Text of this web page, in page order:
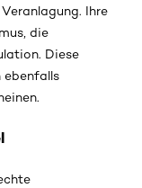
Ihre
die
Diese
ebenfalls